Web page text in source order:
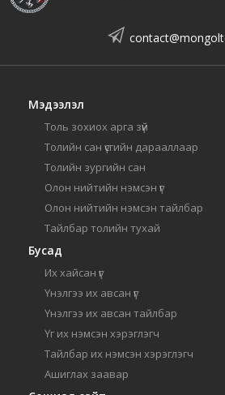
Мэдээлэл
Толь зохиох арга зүй
Толийн сан үсгийн дарааллаар
Толийн зургийн сан
Олон нийтийн нэмсэн үг
Олон нийтийн нэмсэн тайлбар
Тайлбар толийн тухай
Бусад
Их хайсан үг
Үнэлгээ их авсан үг
Үнэлгээ их авсан тайлбар
Үг их нэмсэн хэрэглэгч
Тайлбар их нэмсэн хэрэглэгч
Ашиглах заавар